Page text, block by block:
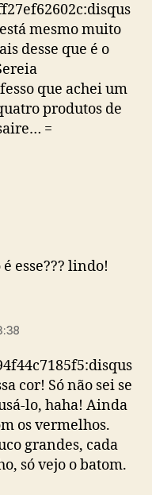
mesmo muito
desse que é o
que achei um
produtos de
=
esse??? lindo!
cor! Só não sei se
lo, haha! Ainda
os vermelhos.
grandes, cada
só vejo o batom.